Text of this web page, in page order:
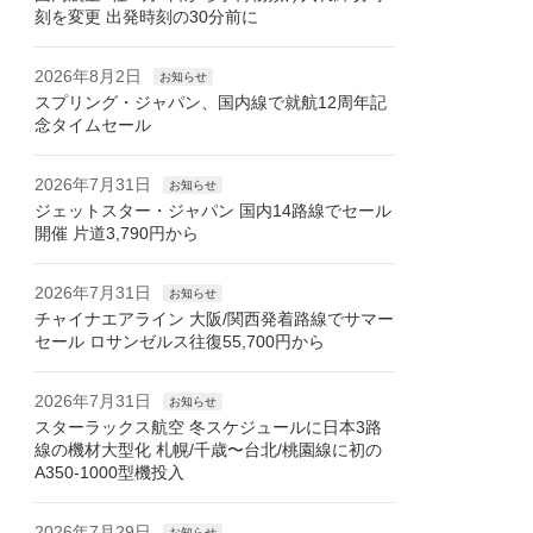
刻を変更 出発時刻の30分前に
2026年8月2日 お知らせ
スプリング・ジャパン、国内線で就航12周年記
念タイムセール
2026年7月31日 お知らせ
ジェットスター・ジャパン 国内14路線でセール
開催 片道3,790円から
2026年7月31日 お知らせ
チャイナエアライン 大阪/関西発着路線でサマー
セール ロサンゼルス往復55,700円から
2026年7月31日 お知らせ
スターラックス航空 冬スケジュールに日本3路
線の機材大型化 札幌/千歳〜台北/桃園線に初の
A350-1000型機投入